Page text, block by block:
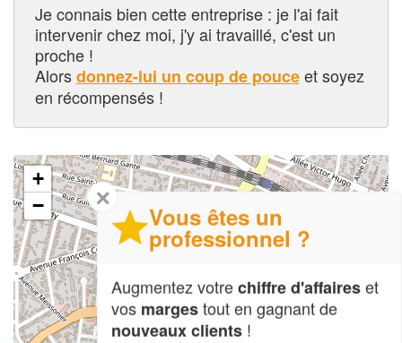
Je connais bien cette entreprise : je l'ai fait
intervenir chez moi, j'y ai travaillé, c'est un
proche !
Alorsdonnez-lui un coup de pouceet soyez
en récompensés !
+
−
✕
Vous êtes un
professionnel ?
Augmentez votrechiffre d'affaireset
vos margestout en gagnant de
nouveaux clients !